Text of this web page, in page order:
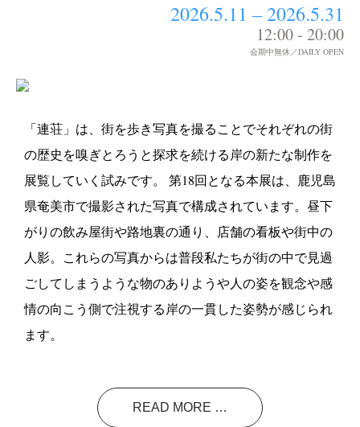
2026.5.11 – 2026.5.31
12:00 - 20:00
会期中無休／DAILY OPEN
「連荘」は、街を歩き写真を撮ることでそれぞれの街
の歴史を嗅ぎとろうと探求を続ける岸の新たな制作を
展覧していく試みです。 第18回となる本展は、鹿児島
県奄美市で撮影された写真で構成されています。昼下
がりの飲み屋街や路地裏の通り、店舗の看板や街中の
人影。これらの写真からは普段私たちが街の中で見過
ごしてしまうような物のありようや人の姿を観念や感
情の向こう側で注視する岸の一貫した姿勢が感じられ
ます。
READ MORE …